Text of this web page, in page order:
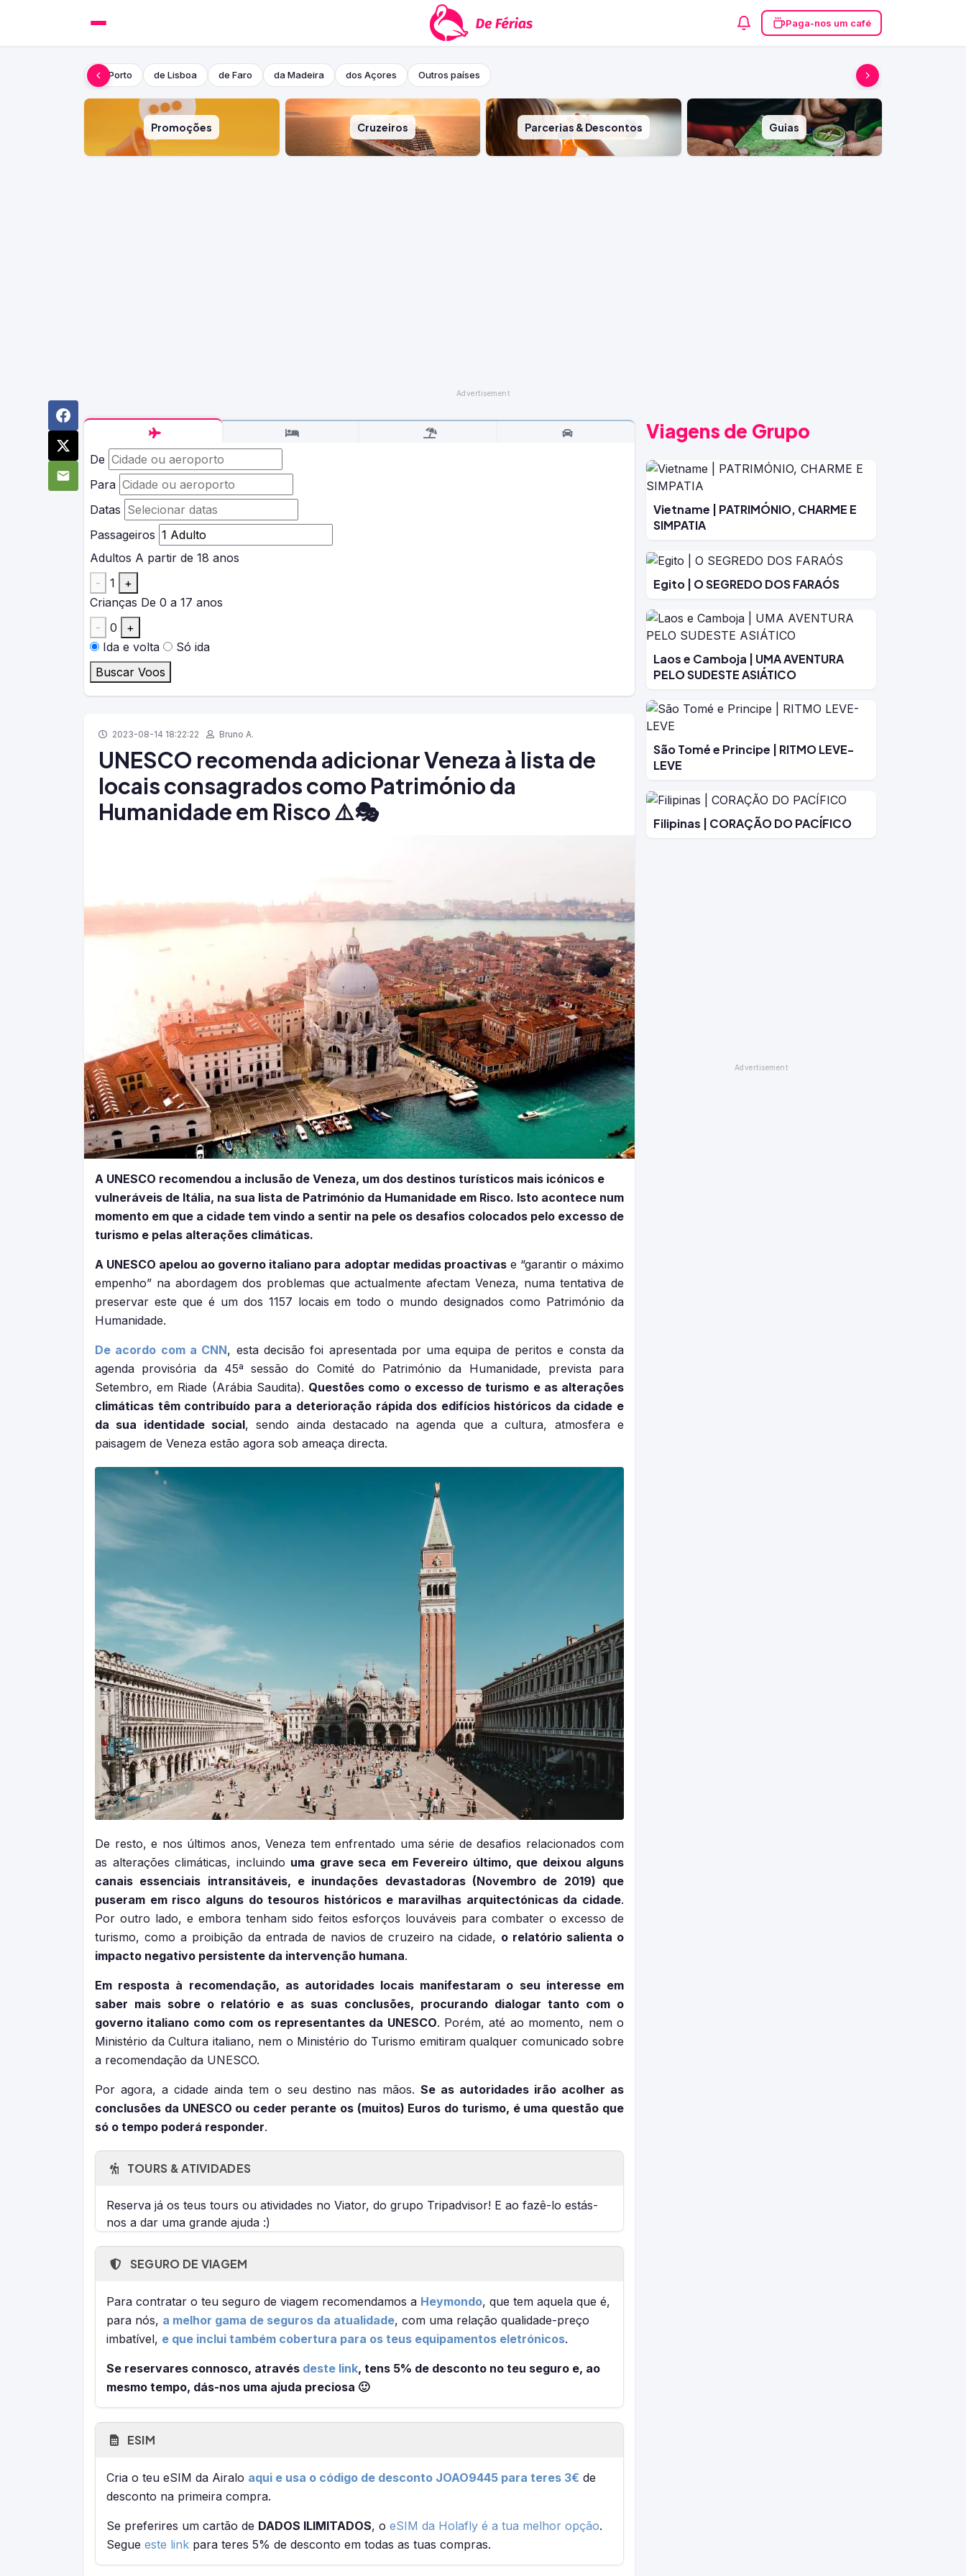
Paga-nos um café
do Porto de Lisboa de Faro da Madeira dos Açores Outros países
Promoções Cruzeiros Parcerias & Descontos Guias
De
Para
Datas
Passageiros
Adultos A partir de 18 anos
-
1
+
Crianças De 0 a 17 anos
-
0
+
Ida e volta
Só ida
Buscar Voos
2023-08-14 18:22:22 Bruno A.
UNESCO recomenda adicionar Veneza à lista de
locais consagrados como Património da
Humanidade em Risco ⚠️🎭
A UNESCO recomendou a inclusão de Veneza, um dos destinos turísticos mais icónicos e
vulneráveis de Itália, na sua lista de Património da Humanidade em Risco. Isto acontece num
momento em que a cidade tem vindo a sentir na pele os desafios colocados pelo excesso de
turismo e pelas alterações climáticas.
A UNESCO apelou ao governo italiano para adoptar medidas proactivase “garantir o máximo
empenho” na abordagem dos problemas que actualmente afectam Veneza, numa tentativa de
preservar este que é um dos 1157 locais em todo o mundo designados como Património da
Humanidade.
De acordo com a CNN, esta decisão foi apresentada por uma equipa de peritos e consta da
agenda provisória da 45ª sessão do Comité do Património da Humanidade, prevista para
Setembro, em Riade (Arábia Saudita). Questões como o excesso de turismo e as alterações
climáticas têm contribuído para a deterioração rápida dos edifícios históricos da cidade e
da sua identidade social, sendo ainda destacado na agenda que a cultura, atmosfera e
paisagem de Veneza estão agora sob ameaça directa.
De resto, e nos últimos anos, Veneza tem enfrentado uma série de desafios relacionados com
as alterações climáticas, incluindo uma grave seca em Fevereiro último, que deixou alguns
canais essenciais intransitáveis, e inundações devastadoras (Novembro de 2019) que
puseram em risco alguns do tesouros históricos e maravilhas arquitectónicas da cidade.
Por outro lado, e embora tenham sido feitos esforços louváveis para combater o excesso de
turismo, como a proibição da entrada de navios de cruzeiro na cidade, o relatório salienta o
impacto negativo persistente da intervenção humana.
Em resposta à recomendação, as autoridades locais manifestaram o seu interesse em
saber mais sobre o relatório e as suas conclusões, procurando dialogar tanto com o
governo italiano como com os representantes da UNESCO. Porém, até ao momento, nem o
Ministério da Cultura italiano, nem o Ministério do Turismo emitiram qualquer comunicado sobre
a recomendação da UNESCO.
Por agora, a cidade ainda tem o seu destino nas mãos. Se as autoridades irão acolher as
conclusões da UNESCO ou ceder perante os (muitos) Euros do turismo, é uma questão que
só o tempo poderá responder.
TOURS & ATIVIDADES
Reserva já os teus tours ou atividades no Viator, do grupo Tripadvisor! E ao fazê-lo estás-
nos a dar uma grande ajuda :)
SEGURO DE VIAGEM
Para contratar o teu seguro de viagem recomendamos a Heymondo, que tem aquela que é,
para nós, a melhor gama de seguros da atualidade, com uma relação qualidade-preço
imbatível, e que inclui também cobertura para os teus equipamentos eletrónicos.
Se reservares connosco, através deste link, tens 5% de desconto no teu seguro e, ao
mesmo tempo, dás-nos uma ajuda preciosa 🙂
ESIM
Cria o teu eSIM da Airalo aqui e usa o código de desconto JOAO9445 para teres 3€ de
desconto na primeira compra.
Se preferires um cartão de DADOS ILIMITADOS, o eSIM da Holafly é a tua melhor opção.
Segue este link para teres 5% de desconto em todas as tuas compras.
Viagens de Grupo
Vietname | PATRIMÓNIO, CHARME E
SIMPATIA
Egito | O SEGREDO DOS FARAÓS
Laos e Camboja | UMA AVENTURA
PELO SUDESTE ASIÁTICO
São Tomé e Principe | RITMO LEVE-
LEVE
Filipinas | CORAÇÃO DO PACÍFICO